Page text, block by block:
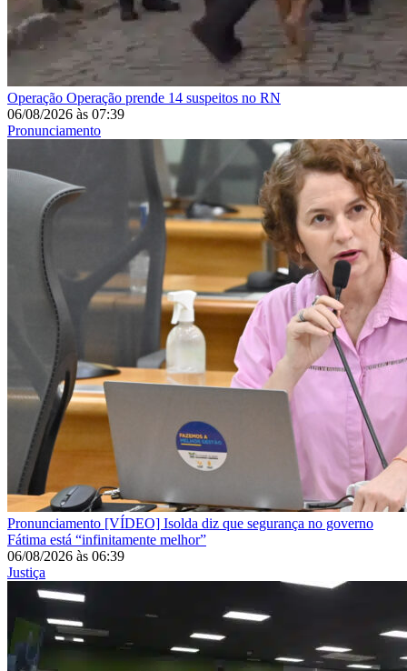
Operação Operação prende 14 suspeitos no RN
06/08/2026 às 07:39
Pronunciamento
Pronunciamento [VÍDEO] Isolda diz que segurança no governo
Fátima está “infinitamente melhor”
06/08/2026 às 06:39
Justiça